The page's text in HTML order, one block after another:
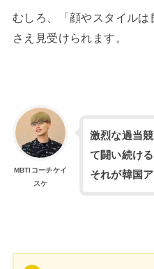
むしろ、「顔やスタイル
さえ見受けられます。
MBTIコーチケイ
スケ
激烈な過当
て闘い続け
それが韓国ア